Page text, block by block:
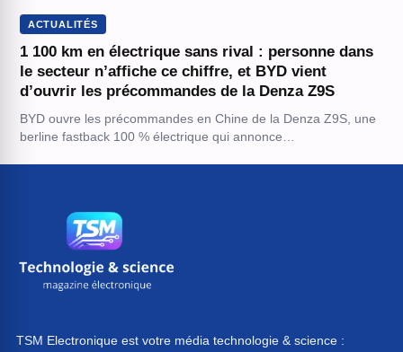
ACTUALITÉS
1 100 km en électrique sans rival : personne dans
le secteur n’affiche ce chiffre, et BYD vient
d’ouvrir les précommandes de la Denza Z9S
BYD ouvre les précommandes en Chine de la Denza Z9S, une
berline fastback 100 % électrique qui annonce…
TSM Electronique est votre média technologie & science :